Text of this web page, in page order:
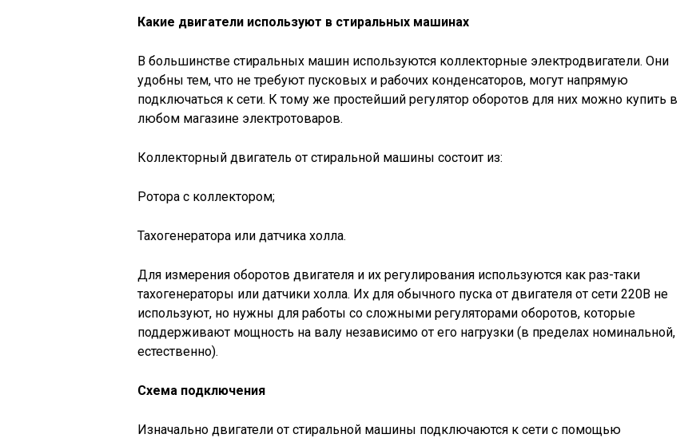
Какие двигатели используют в стиральных машинах
В большинстве стиральных машин используются коллекторные электродвигатели. Они
удобны тем, что не требуют пусковых и рабочих конденсаторов, могут напрямую
подключаться к сети. К тому же простейший регулятор оборотов для них можно купить в
любом магазине электротоваров.
Коллекторный двигатель от стиральной машины состоит из:
Ротора с коллектором;
Тахогенератора или датчика холла.
Для измерения оборотов двигателя и их регулирования используются как раз-таки
тахогенераторы или датчики холла. Их для обычного пуска от двигателя от сети 220В не
используют, но нужны для работы со сложными регуляторами оборотов, которые
поддерживают мощность на валу независимо от его нагрузки (в пределах номинальной,
естественно).
Схема подключения
Изначально двигатели от стиральной машины подключаются к сети с помощью